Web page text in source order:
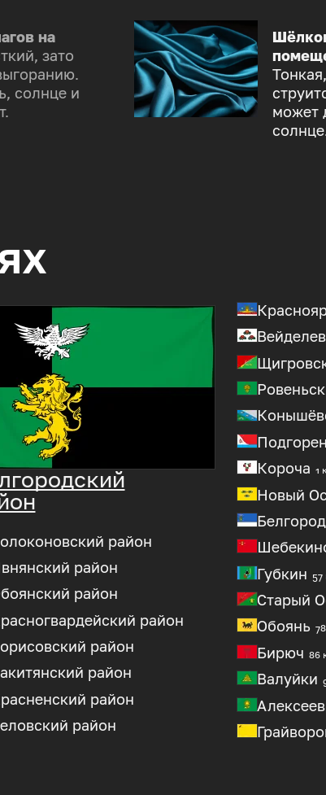
на
зато
солнце и
может
район
район
район
район
район
район
район
район
Короча 1
Новый
Белгород
Губкин 57
Старый
Обоянь
Бирюч 86
Валуйки